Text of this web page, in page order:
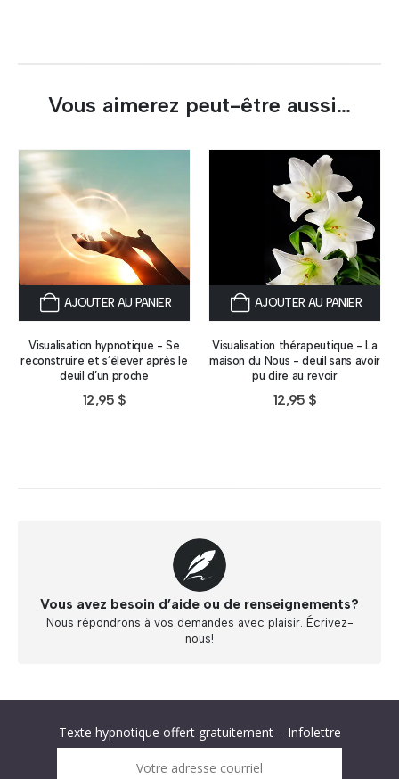
Vous aimerez peut-être aussi…
AJOUTER AU PANIER
Visualisation hypnotique - Se
reconstruire et s’élever après le
deuil d’un proche
12,95 $
AJOUTER AU PANIER
Visualisation thérapeutique - La
maison du Nous - deuil sans avoir
pu dire au revoir
12,95 $
Vous avez besoin d’aide ou de renseignements?
Nous répondrons à vos demandes avec plaisir. Écrivez-
nous!
Texte hypnotique offert gratuitement – Infolettre
Infolettre : obtenez un MP3 d’hypnose gratuit !
Votre adresse courriel